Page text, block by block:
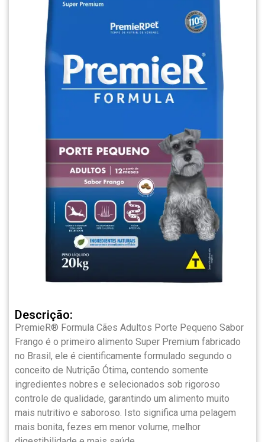
Descrição:
PremieR® Formula Cães Adultos Porte Pequeno Sabor
Frango é o primeiro alimento Super Premium fabricado
no Brasil, ele é cientificamente formulado segundo o
conceito de Nutrição Ótima, contendo somente
ingredientes nobres e selecionados sob rigoroso
controle de qualidade, garantindo um alimento muito
mais nutritivo e saboroso. Isto significa uma pelagem
mais bonita, fezes em menor volume, melhor